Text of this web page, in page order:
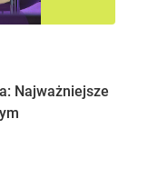
Najważniejsze